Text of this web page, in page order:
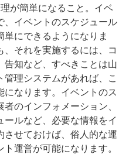
が簡単になること。イベ
、イベントのスケジュール
にできるようになりま
それを実施するには、コ
知など、すべきことは山
理システムがあれば、こ
なります。イベントのス
のインフォメーション、
ルなど、必要な情報をイ
せておけば、俗人的な運
運営が可能になります。